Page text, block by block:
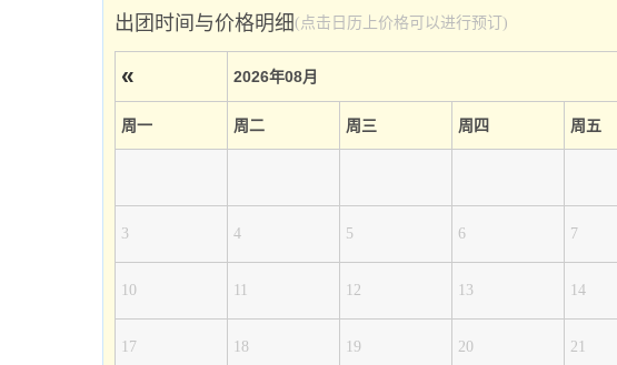
出团时间与价格明细(点击日历上价格可以进行预订)
« 2026年08月
周一 周二 周三 周四 周五
3 4 5 6 7
10 11 12 13 14
17 18 19 20 21